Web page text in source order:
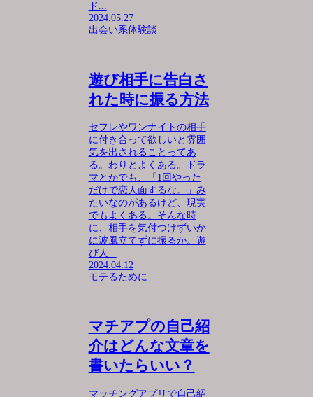
ド...
2024.05.27
出会い系体験談
遊び相手に告白さ
れた時に振る方法
セフレやワンナイトの相手
に付き合って欲しいと雰囲
気を出されることってあ
る。わりとよくある。ドラ
マとかでも、「1回やった
だけで恋人面するな。」み
たいなのがあるけど、現実
でもよくある。そんな時
に、相手を気付つけずいか
に波風立てずに振るか。遊
び人...
2024.04.12
モテるために
マチアプの自己紹
介はどんな文章を
書いたらいい？
マッチングアプリで自己紹